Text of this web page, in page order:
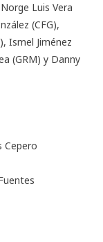
Luis Vera
(CFG),
Ismel Jiménez
(GRM) y Danny
Cepero